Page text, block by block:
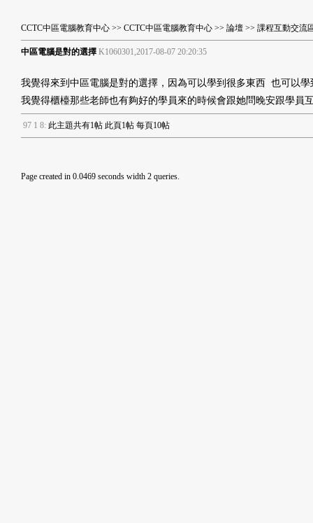
CCTC中區電腦教育中心 >> CCTC中區電腦教育中心 >> 論壇 >> 課程互動交流
中區電腦是對的選擇 K1060301,2017-08-07 20:20:35
我覺得來到中區電腦是對的選擇，因為可以學到很多東西 也可以
我覺得櫃檯那些老師也有夠好的學員來的時候會跟她問晚安跟學員
97 1 8: 此主題共有1帖 此頁1帖 每頁10帖
Page created in 0.0469 seconds width 2 queries.